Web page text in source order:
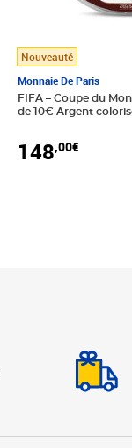
au panier
Nouveauté
Monnaie De Paris
FIFA – Coupe du
de 10€ Argent
148,00€